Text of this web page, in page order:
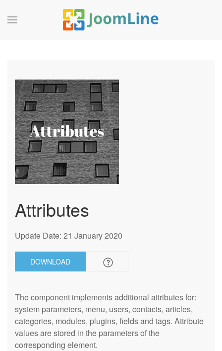
Attributes
Update Date: 21 January 2020
DOWNLOAD
The component implements additional attributes for:
system parameters, menu, users, contacts, articles,
categories, modules, plugins, fields and tags. Attribute
values are stored in the parameters of the
corresponding element.